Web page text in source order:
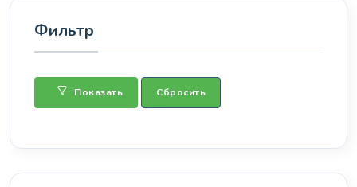
Фильтр
Показать Сбросить